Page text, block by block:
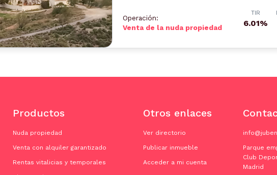
Operación:
Venta de la nuda propiedad
TIR
6.01%
Productos
Nuda propiedad
Venta con alquiler garantizado
Rentas vitalicias y temporales
Otros enlaces
Ver directorio
Publicar inmueble
Acceder a mi cuenta
Parque
Club
Madrid